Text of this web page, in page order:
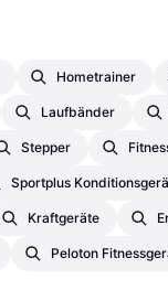
Hometrainer
Laufbänder
Stepper
Sportplus
Kraftgeräte
Peloton